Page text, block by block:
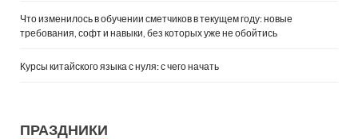
Что изменилось в обучении сметчиков в текущем году: новые
требования, софт и навыки, без которых уже не обойтись
Курсы китайского языка с нуля: с чего начать
ПРАЗДНИКИ